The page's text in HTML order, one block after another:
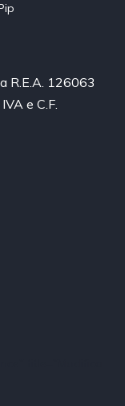
R.E.A. 126063
e C.F.